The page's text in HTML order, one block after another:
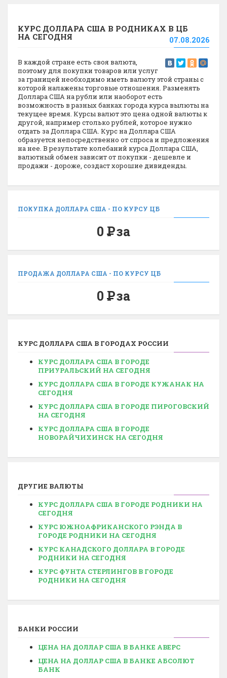
КУРС ДОЛЛАРА США В РОДНИКАХ В ЦБ
НА СЕГОДНЯ
07.08.2026
В каждой стране есть своя валюта,
поэтому для покупки товаров или услуг
за границей необходимо иметь валюту этой страны с
которой налажены торговые отношения. Разменять
Доллара США на рубли или наоборот есть
возможность в разных банках города курса вылюты на
текущее время. Курсы валют это цена одной валюты к
другой, например столько рублей, которое нужно
отдать за Доллара США. Курс на Доллара США
образуется непосредственно от спроса и предложения
на нее. В результате колебаний курса Доллара США,
валютный обмен зависит от покупки - дешевле и
продажи - дороже, создаст хорошие дивиденды.
ПОКУПКА ДОЛЛАРА США - ПО КУРСУ ЦБ
0Рза
ПРОДАЖА ДОЛЛАРА США - ПО КУРСУ ЦБ
0Рза
КУРС ДОЛЛАРА США В ГОРОДАХ РОССИИ
КУРС ДОЛЛАРА США В ГОРОДЕ
ПРИУРАЛЬСКИЙ НА СЕГОДНЯ
КУРС ДОЛЛАРА США В ГОРОДЕ КУЖАНАК НА
СЕГОДНЯ
КУРС ДОЛЛАРА США В ГОРОДЕ ПИРОГОВСКИЙ
НА СЕГОДНЯ
КУРС ДОЛЛАРА США В ГОРОДЕ
НОВОРАЙЧИХИНСК НА СЕГОДНЯ
ДРУГИЕ ВАЛЮТЫ
КУРС ДОЛЛАРА США В ГОРОДЕ РОДНИКИ НА
СЕГОДНЯ
КУРС ЮЖНОАФРИКАНСКОГО РЭНДА В
ГОРОДЕ РОДНИКИ НА СЕГОДНЯ
КУРС КАНАДСКОГО ДОЛЛАРА В ГОРОДЕ
РОДНИКИ НА СЕГОДНЯ
КУРС ФУНТА СТЕРЛИНГОВ В ГОРОДЕ
РОДНИКИ НА СЕГОДНЯ
БАНКИ РОССИИ
ЦЕНА НА ДОЛЛАР США В БАНКЕ АВЕРС
ЦЕНА НА ДОЛЛАР США В БАНКЕ АБСОЛЮТ
БАНК